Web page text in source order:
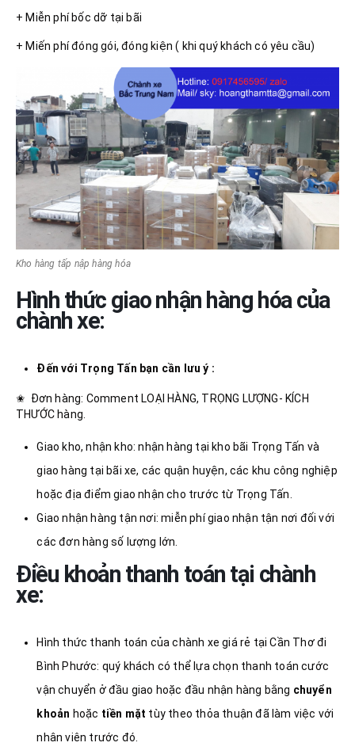
+ Miễn phí bốc dỡ tại bãi
+ Miến phí đóng gói, đóng kiện ( khi quý khách có yêu cầu)
Kho hàng tấp nập hàng hóa
Hình thức giao nhận hàng hóa của
chành xe:
Đến với Trọng Tấn bạn cần lưu ý :
✬ Đơn hàng: Comment LOẠI HÀNG, TRỌNG LƯỢNG- KÍCH
THƯỚC hàng.
Giao kho, nhận kho: nhận hàng tại kho bãi Trọng Tấn và
giao hàng tại bãi xe, các quận huyện, các khu công nghiệp
hoặc địa điểm giao nhận cho trước từ Trọng Tấn.
Giao nhận hàng tận nơi: miễn phí giao nhận tận nơi đối với
các đơn hàng số lượng lớn.
Điều khoản thanh toán tại chành
xe:
Hình thức thanh toán của chành xe giá rẻ tại Cần Thơ đi
Bình Phước: quý khách có thể lựa chọn thanh toán cước
vận chuyển ở đầu giao hoặc đầu nhận hàng bằng chuyển
khoản hoặc tiền mặt tùy theo thỏa thuận đã làm việc với
nhân viên trước đó.